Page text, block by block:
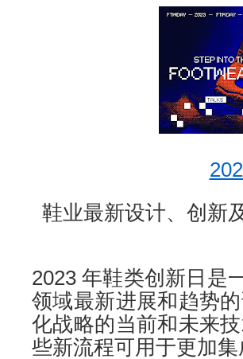
鞋业最新设计、创新
2023 年鞋类创新日是
领域最新进展和趋势
化战略的当前和未来
些新流程可用于更加